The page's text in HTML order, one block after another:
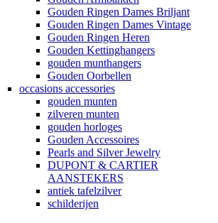
Gouden Ringen Dames Briljant
Gouden Ringen Dames Vintage
Gouden Ringen Heren
Gouden Kettinghangers
gouden munthangers
Gouden Oorbellen
occasions accessories
gouden munten
zilveren munten
gouden horloges
Gouden Accessoires
Pearls and Silver Jewelry
DUPONT & CARTIER
AANSTEKERS
antiek tafelzilver
schilderijen